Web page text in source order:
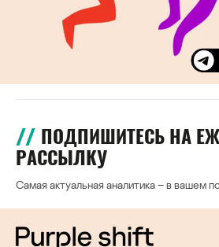
ПОДПИШИТЕСЬ НА
РАССЫЛКУ
Самая актуальная аналитика – в вашем